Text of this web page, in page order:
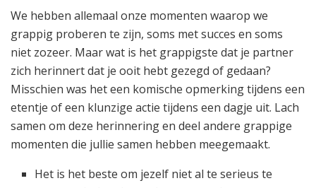
We hebben allemaal onze momenten waarop we
grappig proberen te zijn, soms met succes en soms
niet zozeer. Maar wat is het grappigste dat je partner
zich herinnert dat je ooit hebt gezegd of gedaan?
Misschien was het een komische opmerking tijdens een
etentje of een klunzige actie tijdens een dagje uit. Lach
samen om deze herinnering en deel andere grappige
momenten die jullie samen hebben meegemaakt.
Het is het beste om jezelf niet al te serieus te